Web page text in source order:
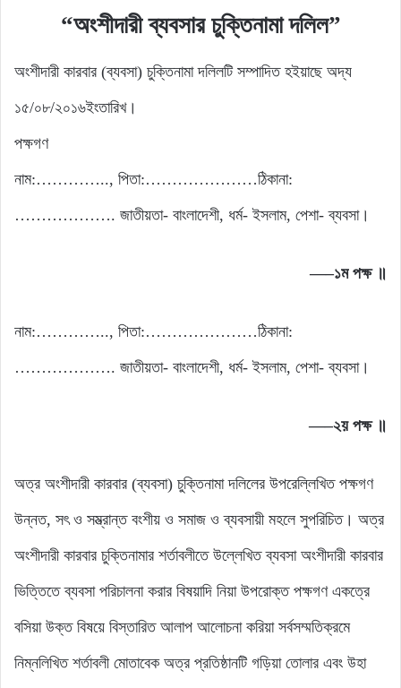
“অংশীদারী ব্যবসার চুক্তিনামা দলিল”
অংশীদারী কারবার (ব্যবসা) চুক্তিনামা দলিলটি সম্পাদিত হইয়াছে অদ্য
১৫/০৮/২০১৬ইংতারিখ।
পক্ষগণ
নাম:………….., পিতা:…………………ঠিকানা:
………………. জাতীয়তা- বাংলাদেশী, ধর্ম- ইসলাম, পেশা- ব্যবসা।
—–১ম পক্ষ ॥
নাম:………….., পিতা:…………………ঠিকানা:
………………. জাতীয়তা- বাংলাদেশী, ধর্ম- ইসলাম, পেশা- ব্যবসা।
—–২য় পক্ষ ॥
অত্র অংশীদারী কারবার (ব্যবসা) চুক্তিনামা দলিলের উপরেল্লিখিত পক্ষগণ
উন্নত, সৎ ও সম্ভ্রান্ত বংশীয় ও সমাজ ও ব্যবসায়ী মহলে সুপরিচিত। অত্র
অংশীদারী কারবার চুক্তিনামার শর্তাবলীতে উল্লেখিত ব্যবসা অংশীদারী কারবার
ভিত্তিতে ব্যবসা পরিচালনা করার বিষয়াদি নিয়া উপরোক্ত পক্ষগণ একত্রে
বসিয়া উক্ত বিষয়ে বিস্তারিত আলাপ আলোচনা করিয়া সর্বসম্মতিক্রমে
নিম্নলিখিত শর্তাবলী মোতাবেক অত্র প্রতিষ্ঠানটি গড়িয়া তোলার এবং উহা